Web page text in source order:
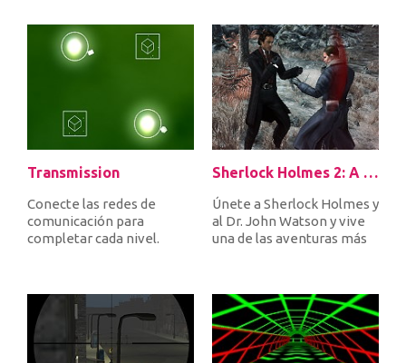
Transmission
Conecte las redes de
comunicación para
completar cada nivel.
Sherlock Holmes 2: A Game of Shadows Checkmate
Únete a Sherlock Holmes y
al Dr. John Watson y vive
una de las aventuras más